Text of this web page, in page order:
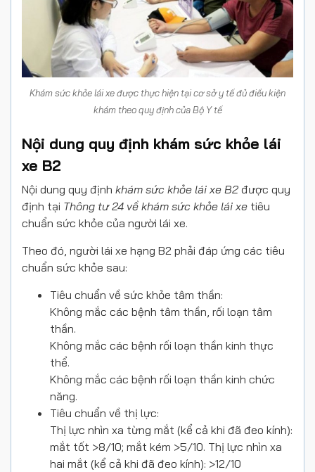
Khám sức khỏe lái xe được thực hiện tại cơ sở y tế đủ điều kiện
khám theo quy định của Bộ Y tế
Nội dung quy định khám sức khỏe lái
xe B2
Nội dung quy định khám sức khỏe lái xe B2 được quy
định tại Thông tư 24 về khám sức khỏe lái xe tiêu
chuẩn sức khỏe của người lái xe.
Theo đó, người lái xe hạng B2 phải đáp ứng các tiêu
chuẩn sức khỏe sau:
Tiêu chuẩn về sức khỏe tâm thần:
Không mắc các bệnh tâm thần, rối loạn tâm
thần.
Không mắc các bệnh rối loạn thần kinh thực
thể.
Không mắc các bệnh rối loạn thần kinh chức
năng.
Tiêu chuẩn về thị lực:
Thị lực nhìn xa từng mắt (kể cả khi đã đeo kính):
mắt tốt >8/10; mắt kém >5/10. Thị lực nhìn xa
hai mắt (kể cả khi đã đeo kính): >12/10